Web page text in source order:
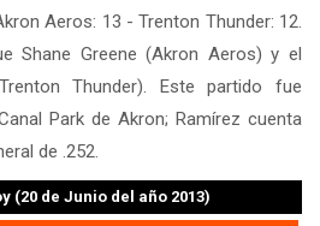
Aeros: 13 - Trenton Thunder: 12.
Shane Greene (Akron Aeros) y el
Thunder). Este partido fue
Park de Akron; Ramírez cuenta
de .252.
(20 de Junio del año 2013)